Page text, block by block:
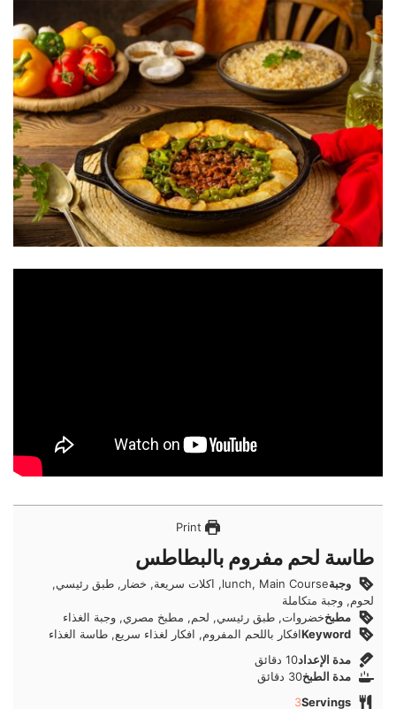
Print
طاسة لحم مفروم بالبطاطس
وجبة
lunch, Main Course, اكلات سريعة, خضار, طبق رئيسي,
لحوم, وجبة متكاملة
مطبخخضروات, طبق رئيسي, لحم, مطبخ مصري, وجبة الغذاء
Keywordافكار باللحم المفروم, افكار لغذاء سريع, طاسة الغذاء
مدة الإعداد10دقائق
دقائق
مدة الطبخ30 دقائق
دقائق
Servings
3